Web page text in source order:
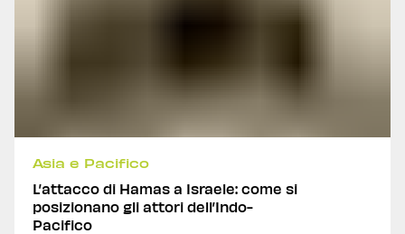
Asia e Pacifico
L’attacco di Hamas a Israele: come si
posizionano gli attori dell’Indo-
Pacifico